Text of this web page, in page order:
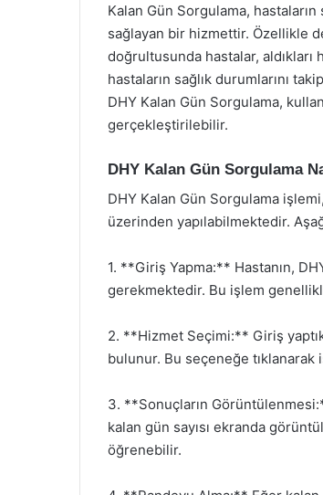
Kalan Gün Sorgulama,
sağlayan bir hizmettir. Özellikle
doğrultusunda hastalar,
hastaların sağlık durumlarını
DHY Kalan Gün Sorgulama,
gerçekleştirilebilir.
DHY Kalan Gün Sorgulama
DHY Kalan Gün Sorgulama
üzerinden yapılabilmektedir.
1. **Giriş Yapma:** Hastanın,
gerekmektedir. Bu işlem
2. **Hizmet Seçimi:** Giriş
bulunur. Bu seçeneğe tıklanarak
3. **Sonuçların
kalan gün sayısı ekranda
öğrenebilir.